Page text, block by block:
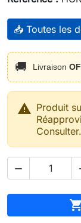
📥 Toutes les
🚚 Livraison
 Produit
Consulter.

